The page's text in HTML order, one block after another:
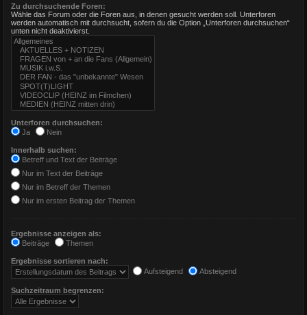
Zu durchsuchende Foren:
Wähle das Forum oder die Foren aus, in denen gesucht werden soll. Unterforen
werden automatisch mit durchsucht, sofern du die Option „Unterforen durchsuchen“
unten nicht deaktivierst.
Unterforen durchsuchen:
Ja
Nein
Innerhalb suchen:
Betreff und Text der Beiträge
Nur im Text der Beiträge
Nur im Betreff der Themen
Nur im ersten Beitrag der Themen
Ergebnisse anzeigen als:
Beiträge
Themen
Ergebnisse sortieren nach:
Aufsteigend
Absteigend
Suchzeitraum begrenzen: